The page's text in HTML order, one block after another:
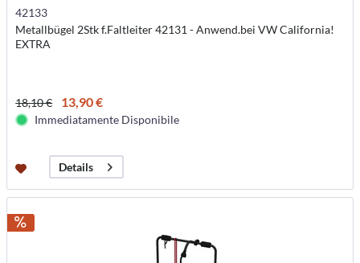
42133
Metallbügel 2Stk f.Faltleiter 42131 - Anwend.bei VW California!
EXTRA
18,10 € 13,90 €
Immediatamente Disponibile
Details